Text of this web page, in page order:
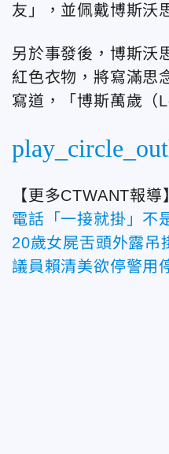
友」，並佩戴博斯沃
另於事發後，博斯沃
紅色衣物，將寫滿思
寫道，「博斯萬歲（
【更多CTWANT報導
電話「一接就掛」
20歲女屍舌頭外露
議員賴清美欲停警用